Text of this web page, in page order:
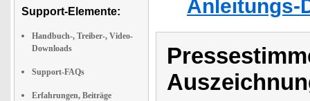
Support-Elemente:
Handbuch-, Treiber-, Video-
Downloads
Support-FAQs
Erfahrungen, Beiträge
Anleitungs-